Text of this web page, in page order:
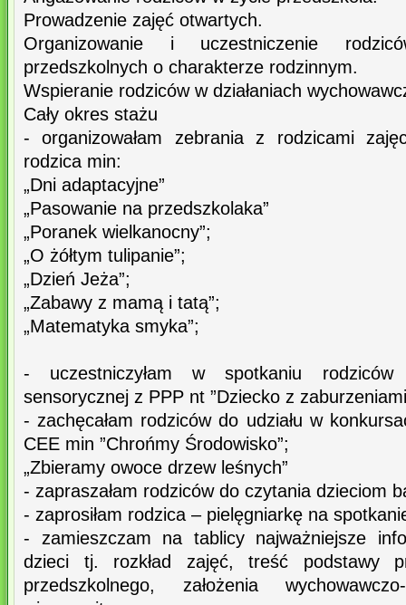
Prowadzenie zajęć otwartych.
Organizowanie i uczestniczenie
przedszkolnych o charakterze rodzinnym.
Wspieranie rodziców w działaniach
Cały okres stażu
- organizowałam zebrania z rodzicami
rodzica min:
„Dni adaptacyjne”
„Pasowanie na przedszkolaka”
„Poranek wielkanocny”;
„O żółtym tulipanie”;
„Dzień Jeża”;
„Zabawy z mamą i tatą”;
„Matematyka smyka”;
- uczestniczyłam w spotkaniu
sensorycznej z PPP nt ”Dziecko z
- zachęcałam rodziców do udziału w
CEE min ”Chrońmy Środowisko”;
„Zbieramy owoce drzew leśnych”
- zapraszałam rodziców do czytania dzieciom
- zaprosiłam rodzica – pielęgniarkę na
- zamieszczam na tablicy najważniejsze
dzieci tj. rozkład zajęć, treść podstawy
przedszkolnego, założenia